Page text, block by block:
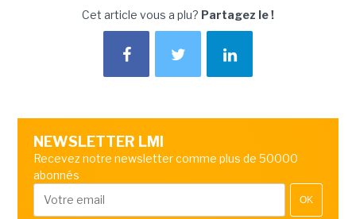
Cet article vous a plu? Partagez le !
NEWSLETTER LMI
Recevez notre newsletter comme plus de 50000
abonnés
OK